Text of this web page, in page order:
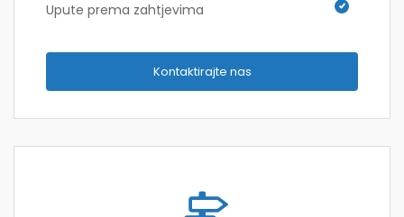
Upute prema zahtjevima
Kontaktirajte nas